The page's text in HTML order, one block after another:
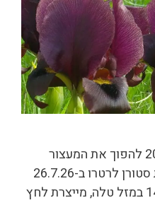
סטורן נכנס לרטרו בטלה 2026 להפוך את המעצור
החיצוני למצפן פנימי כניסת סטורן לרטרו ב-26.7.26
בשעה 22:56, על מעלה 14:45 במזל טלה, מייצרת לחץ